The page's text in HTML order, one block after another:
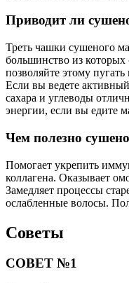
Приводит ли
Треть чашки сушеного
большинство из которых
позволяйте этому
Если вы ведете
сахара и углеводы
энергии, если вы едите
Чем полезно
Помогает укрепить
коллагена. Оказывает
Замедляет процессы
ослабленные волосы.
Советы
СОВЕТ №1